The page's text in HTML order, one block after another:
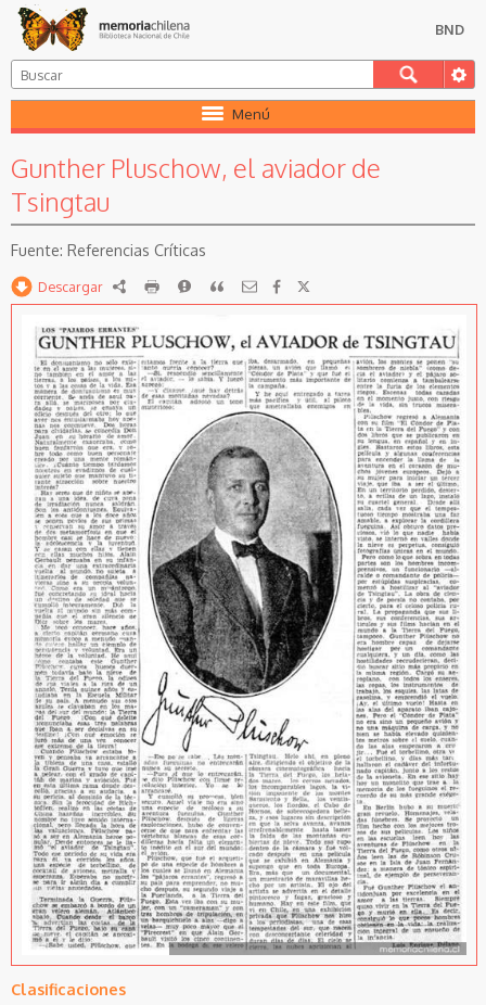
BND
Menú
Gunther Pluschow, el aviador de
Tsingtau
Referencias Críticas
Descargar RDF imprimirReportarCitar
Clasificaciones